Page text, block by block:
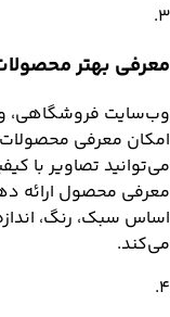
3
.
معرفی بهتر
وب‌سایت فروشگاهی،
امکان معرفی
می‌توانید تصاویر با
معرفی محصول ارائه
اساس سبک، رنگ،
می‌کند.
4
.